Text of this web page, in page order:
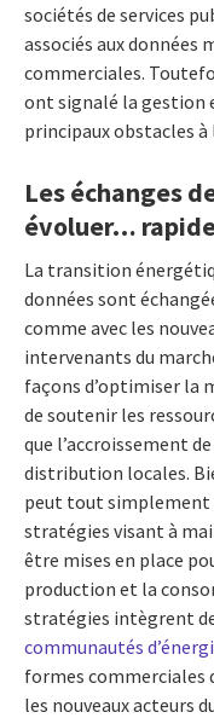
sociétés de services
associés aux données
commerciales.
ont signalé la gestion
principaux obstacles
Les échanges
évoluer…
La transition
données sont
comme avec les
intervenants du
façons d’optimiser la
de soutenir les
que l’accroissement
distribution locales.
peut tout simplement
stratégies visant à
être mises en place
production et la
stratégies intègrent
communautés
formes commerciales
les nouveaux acteurs